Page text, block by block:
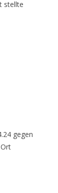
stellte
gegen